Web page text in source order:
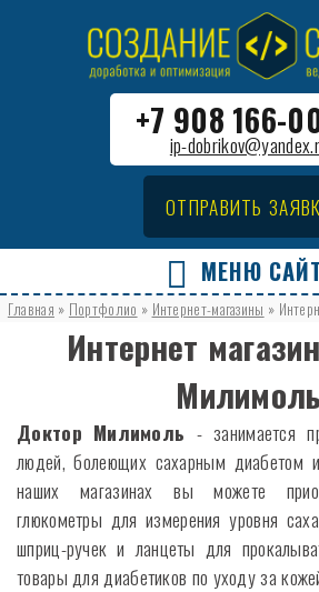
+7 908 166-
ip-
ОТПРАВИТЬ
МЕНЮ
Главная » Портфолио » Интернет-магазины »
Интернет
Милимоль
Доктор Милимоль - занимается
людей, болеющих сахарным диабетом
наших магазинах вы можете
глюкометры для измерения уровня
шприц-ручек и ланцеты для
товары для диабетиков по уходу за